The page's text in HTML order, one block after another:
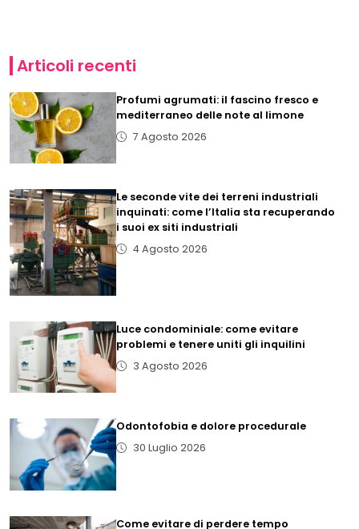
Articoli recenti
Profumi agrumati: il fascino fresco e
mediterraneo delle note al limone
7 Agosto 2026
Le seconde vite dei terreni industriali
inquinati: come l’Italia sta recuperando
i suoi ex siti industriali
4 Agosto 2026
Luce condominiale: come evitare
problemi e tenere uniti gli inquilini
3 Agosto 2026
Odontofobia e dolore procedurale
30 Luglio 2026
Come evitare di perdere tempo